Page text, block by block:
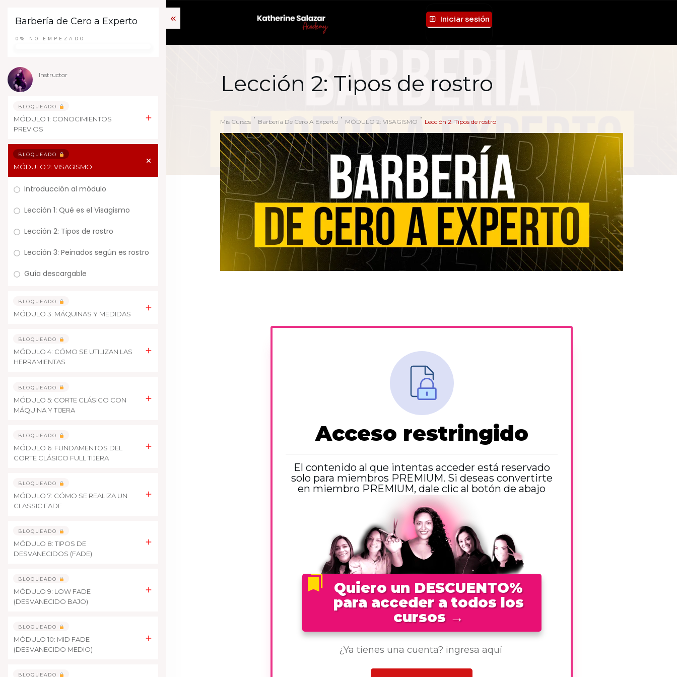
Iniciar sesión
Lección 2: Tipos de rostro
Mis Cursos Barbería De Cero A Experto MÓDULO 2: VISAGISMO Lección 2: Tipos de rostro
Acceso restringido
El contenido al que intentas acceder está reservado
solo para miembros PREMIUM. Si deseas convertirte
en miembro PREMIUM, dale clic al botón de abajo
Quiero un DESCUENTO%
para acceder a todos los
cursos →
¿Ya tienes una cuenta? ingresa aquí
Barbería de Cero a Experto
0% NO EMPEZADO
Instructor
BLOQUEADO
MÓDULO 1: CONOCIMIENTOS
PREVIOS
BLOQUEADO
MÓDULO 2: VISAGISMO
Introducción al módulo
Lección 1: Qué es el Visagismo
Lección 2: Tipos de rostro
Lección 3: Peinados según es rostro
Guía descargable
BLOQUEADO
MÓDULO 3: MÁQUINAS Y MEDIDAS
BLOQUEADO
MÓDULO 4: CÓMO SE UTILIZAN LAS
HERRAMIENTAS
BLOQUEADO
MÓDULO 5: CORTE CLÁSICO CON
MÁQUINA Y TIJERA
BLOQUEADO
MÓDULO 6: FUNDAMENTOS DEL
CORTE CLÁSICO FULL TIJERA
BLOQUEADO
MÓDULO 7: CÓMO SE REALIZA UN
CLASSIC FADE
BLOQUEADO
MÓDULO 8: TIPOS DE
DESVANECIDOS (FADE)
BLOQUEADO
MÓDULO 9: LOW FADE
(DESVANECIDO BAJO)
BLOQUEADO
MÓDULO 10: MID FADE
(DESVANECIDO MEDIO)
BLOQUEADO